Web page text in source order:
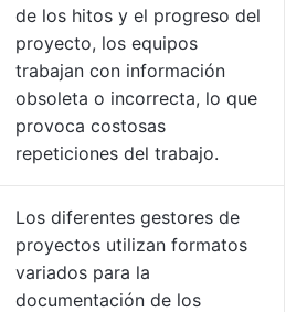
de los hitos y el progreso del
proyecto, los equipos
trabajan con información
obsoleta o incorrecta, lo que
provoca costosas
repeticiones del trabajo.
Los diferentes gestores de
proyectos utilizan formatos
variados para la
documentación de los